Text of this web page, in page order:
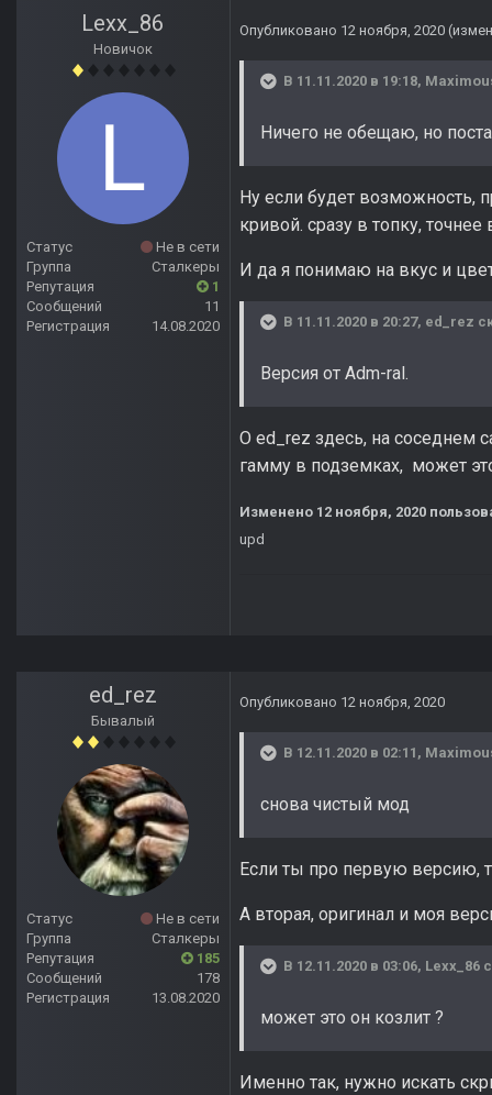
Lexx_86
Новичок
Статус
Не в сети
Группа
Сталкеры
Репутация
1
Сообщений
11
Регистрация
14.08.2020
Опубликовано 12 ноября, 2020
В 11.11.2020 в 19:18,
Ничего не обещаю, но
Ну если будет возможность,
кривой. сразу в топку, точнее
И да я понимаю на вкус и
В 11.11.2020 в 20:27, ed_rez
Версия от Adm-ral.
О ed_rez здесь, на соседнем
гамму в подземках, может
Изменено 12 ноября, 2020
upd
ed_rez
Бывалый
Статус
Не в сети
Группа
Сталкеры
Репутация
185
Сообщений
178
Регистрация
13.08.2020
Опубликовано 12 ноября, 2020
В 12.11.2020 в 02:11,
снова чистый мод
Если ты про первую версию,
А вторая, оригинал и моя
В 12.11.2020 в 03:06, Lexx_86
может это он козлит ?
Именно так, нужно искать